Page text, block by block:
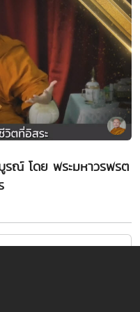
รณ์ โดย พระมหาวรพรต